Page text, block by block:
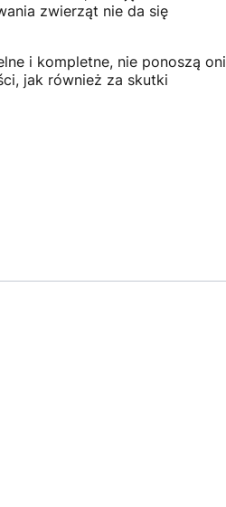
zwierząt nie da się
i kompletne, nie ponoszą oni
jak również za skutki